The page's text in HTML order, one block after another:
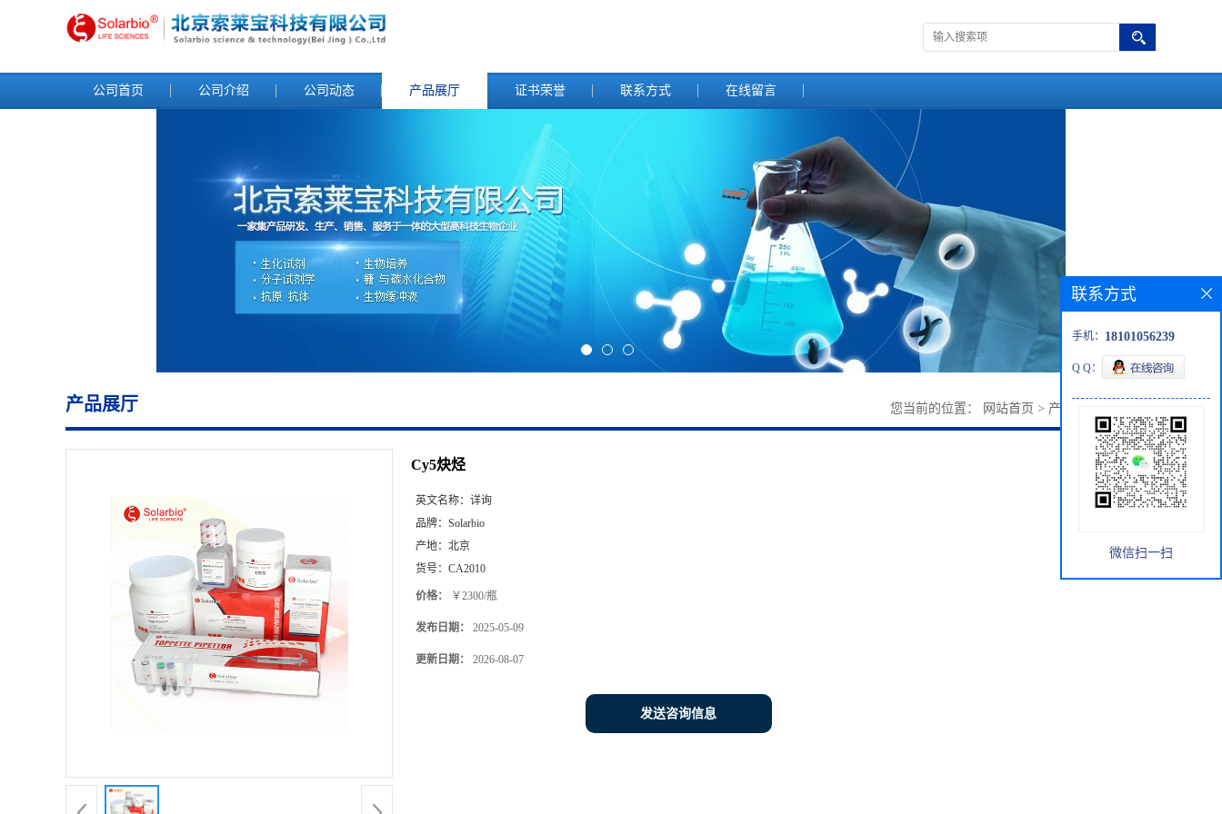
公司首页 公司介绍 公司动态 产品展厅 证书荣誉 联系方式 在线留言
产品展厅 您当前的位置： 网站首页 > 产品展厅
Cy5炔烃
英文名称： 详询
品牌： Solarbio
产地： 北京
货号： CA2010
价格： ￥2300/瓶
发布日期： 2025-05-09
更新日期： 2026-08-07
发送咨询信息
联系方式
手机： 18101056239
Q Q：
微信扫一扫